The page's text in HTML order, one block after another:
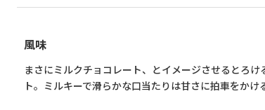
風味
まさにミルクチョコレート、とイメージさせるとろ
ト。ミルキーで滑らかな口当たりは甘さに拍車をかけ